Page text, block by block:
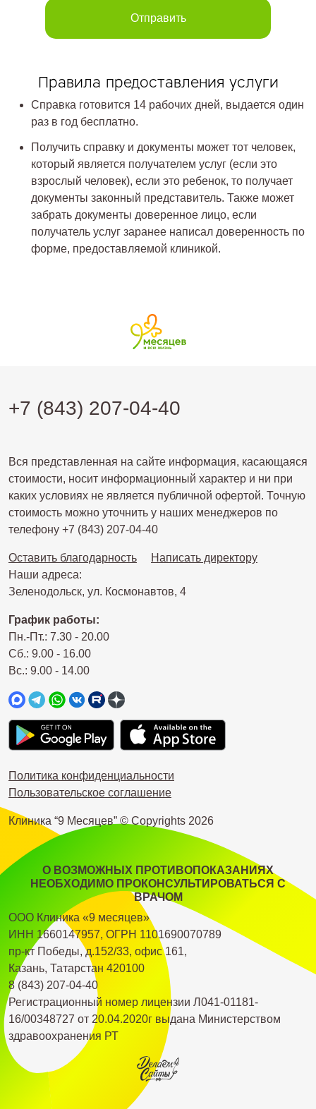
Отправить
Правила предоставления услуги
Справка готовится 14 рабочих дней, выдается один
раз в год бесплатно.
Получить справку и документы может тот человек,
который является получателем услуг (если это
взрослый человек), если это ребенок, то получает
документы законный представитель. Также может
забрать документы доверенное лицо, если
получатель услуг заранее написал доверенность по
форме, предоставляемой клиникой.
+7 (843) 207-04-40
Вся представленная на сайте информация, касающаяся
стоимости, носит информационный характер и ни при
каких условиях не является публичной офертой. Точную
стоимость можно уточнить у наших менеджеров по
телефону +7 (843) 207-04-40
Оставить благодарность
Написать директору
Наши адреса:
Зеленодольск, ул. Космонавтов, 4
График работы:
Пн.-Пт.: 7.30 - 20.00
Сб.: 9.00 - 16.00
Вс.: 9.00 - 14.00
Клиника “9 Месяцев” © Copyrights 2026
Политика конфиденциальности
Пользовательское соглашение
О ВОЗМОЖНЫХ ПРОТИВОПОКАЗАНИЯХ
НЕОБХОДИМО ПРОКОНСУЛЬТИРОВАТЬСЯ С
ВРАЧОМ
ООО Клиника «9 месяцев»
ИНН 1660147957, ОГРН 1101690070789
пр-кт Победы, д.152/33, офис 161,
Казань, Татарстан 420100
8 (843) 207-04-40
Регистрационный номер лицензии Л041-01181-
16/00348727 от 20.04.2020г выдана Министерством
здравоохранения РТ